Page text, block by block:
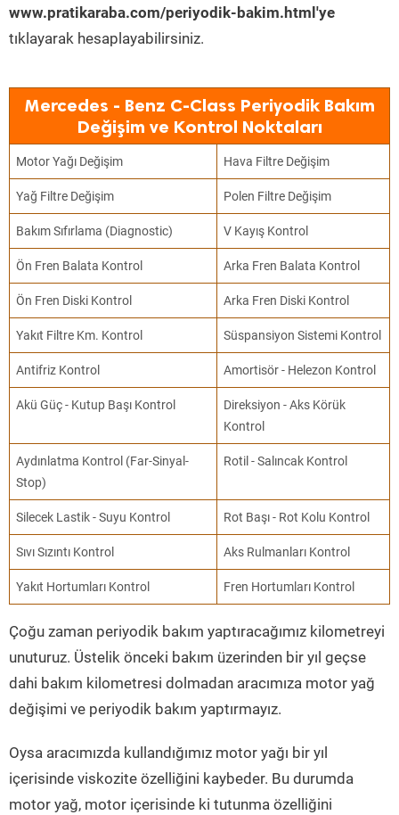
www.pratikaraba.com/periyodik-bakim.html'ye
tıklayarak hesaplayabilirsiniz.
Mercedes - Benz C-Class Periyodik Bakım
Değişim ve Kontrol Noktaları
Motor Yağı Değişim Hava Filtre Değişim
Yağ Filtre Değişim Polen Filtre Değişim
Bakım Sıfırlama (Diagnostic) V Kayış Kontrol
Ön Fren Balata Kontrol Arka Fren Balata Kontrol
Ön Fren Diski Kontrol Arka Fren Diski Kontrol
Yakıt Filtre Km. Kontrol Süspansiyon Sistemi Kontrol
Antifriz Kontrol Amortisör - Helezon Kontrol
Akü Güç - Kutup Başı Kontrol
Direksiyon - Aks Körük
Kontrol
Aydınlatma Kontrol (Far-Sinyal-
Stop)
Rotil - Salıncak Kontrol
Silecek Lastik - Suyu Kontrol Rot Başı - Rot Kolu Kontrol
Sıvı Sızıntı Kontrol Aks Rulmanları Kontrol
Yakıt Hortumları Kontrol Fren Hortumları Kontrol
Çoğu zaman periyodik bakım yaptıracağımız kilometreyi
unuturuz. Üstelik önceki bakım üzerinden bir yıl geçse
dahi bakım kilometresi dolmadan aracımıza motor yağ
değişimi ve periyodik bakım yaptırmayız.
Oysa aracımızda kullandığımız motor yağı bir yıl
içerisinde viskozite özelliğini kaybeder. Bu durumda
motor yağ, motor içerisinde ki tutunma özelliğini